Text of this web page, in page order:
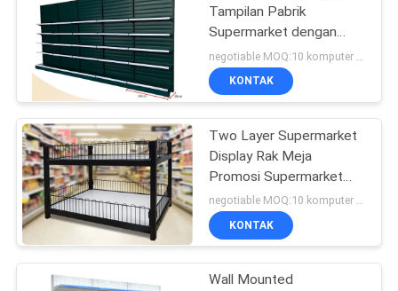
Tampilan Pabrik
Supermarket dengan
Aksesoris Hook /
Keranjang
KONTAK
Two Layer Supermarket
Display Rak Meja
Promosi Supermarket
Dengan Kabinet
Penyimpanan
negotiable MOQ:10 komputer PC
KONTAK
Wall Mounted